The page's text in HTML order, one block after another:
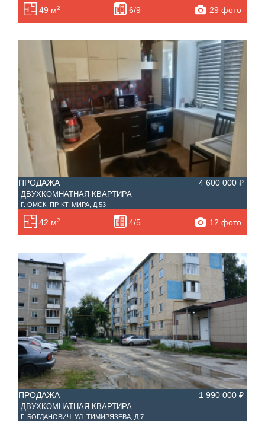
49 м2 6/9 29 фото
ПРОДАЖА 4 600 000 ₽
ДВУХКОМНАТНАЯ КВАРТИРА
Г. ОМСК, ПР-КТ. МИРА, Д.53
42 м2 4/5 12 фото
ПРОДАЖА 1 990 000 ₽
ДВУХКОМНАТНАЯ КВАРТИРА
Г. БОГДАНОВИЧ, УЛ. ТИМИРЯЗЕВА, Д.7